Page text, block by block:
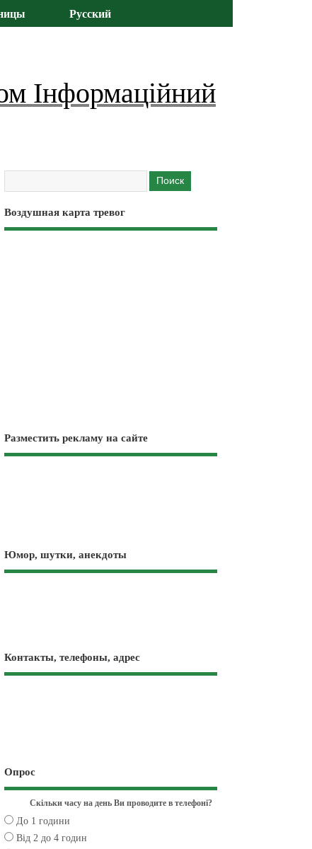
Русский
Інформаційний
Воздушная карта тревог
Разместить рекламу на сайте
Юмор, шутки, анекдоты
Контакты, телефоны, адрес
Опрос
Скільки часу на день Ви проводите в телефоні?
До 1 години
Від 2 до 4 годин